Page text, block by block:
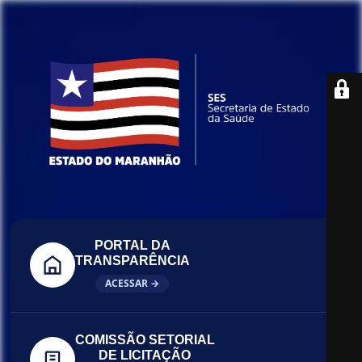
PORTAL DA
TRANSPARÊNCIA
ACESSAR →
COMISSÃO SETORIAL
DE LICITAÇÃO